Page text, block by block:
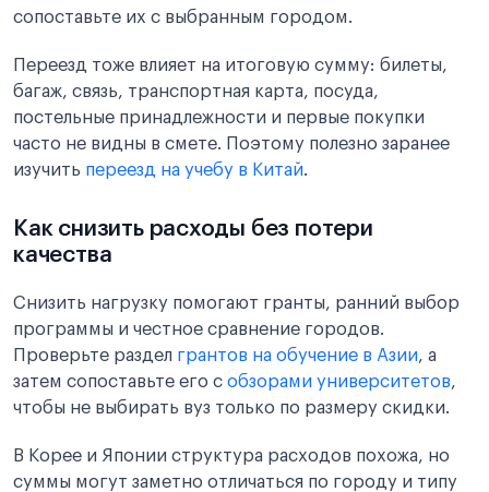
сопоставьте их с выбранным городом.
Переезд тоже влияет на итоговую сумму: билеты,
багаж, связь, транспортная карта, посуда,
постельные принадлежности и первые покупки
часто не видны в смете. Поэтому полезно заранее
изучить переезд на учебу в Китай.
Как снизить расходы без потери
качества
Снизить нагрузку помогают гранты, ранний выбор
программы и честное сравнение городов.
Проверьте раздел грантов на обучение в Азии, а
затем сопоставьте его с обзорами университетов,
чтобы не выбирать вуз только по размеру скидки.
В Корее и Японии структура расходов похожа, но
суммы могут заметно отличаться по городу и типу